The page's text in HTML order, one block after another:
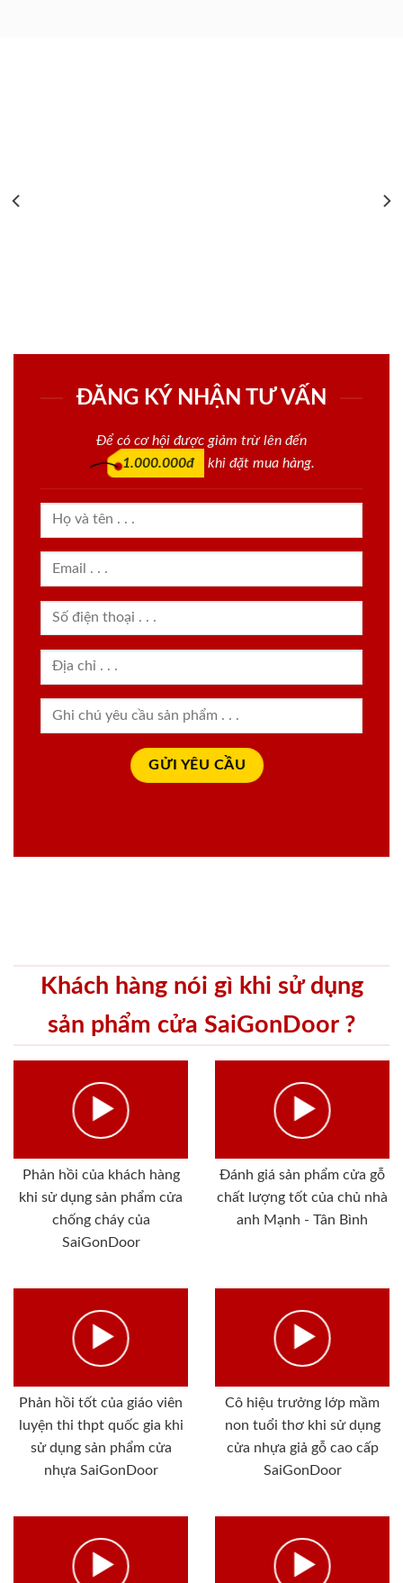
ĐĂNG KÝ NHẬN TƯ VẤN
Để có cơ hội được giảm trừ lên đến
1.000.000đ
khi đặt mua hàng.
Khách hàng nói gì khi sử dụng
sản phẩm cửa SaiGonDoor ?
Phản hồi của khách hàng
khi sử dụng sản phẩm cửa
chống cháy của
SaiGonDoor
Đánh giá sản phẩm cửa gỗ
chất lượng tốt của chủ nhà
anh Mạnh - Tân Bình
Phản hồi tốt của giáo viên
luyện thi thpt quốc gia khi
sử dụng sản phẩm cửa
nhựa SaiGonDoor
Cô hiệu trưởng lớp mầm
non tuổi thơ khi sử dụng
cửa nhựa giả gỗ cao cấp
SaiGonDoor